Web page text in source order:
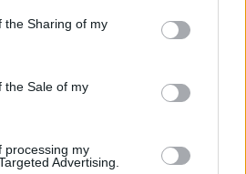
the Sharing of my
the Sale of my
processing my
Advertising.
på Närke Kulturbryggeri,